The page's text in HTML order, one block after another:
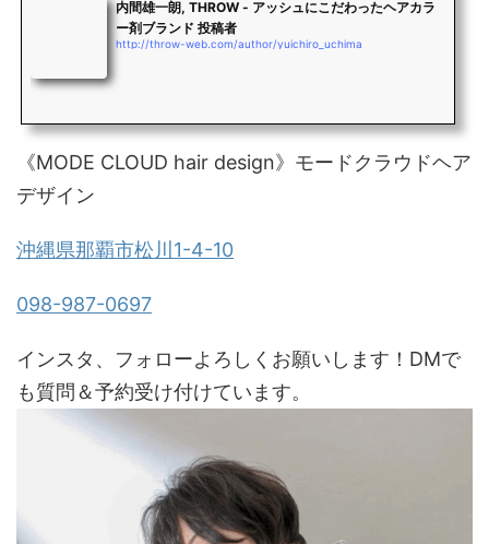
内間雄一朗, THROW - アッシュにこだわったヘアカラ
ー剤ブランド 投稿者
http://throw-web.com/author/yuichiro_uchima
《MODE CLOUD hair design》モードクラウドヘア
デザイン
沖縄県那覇市松川1-4-10
098-987-0697
インスタ、フォローよろしくお願いします！DMで
も質問＆予約受け付けています。